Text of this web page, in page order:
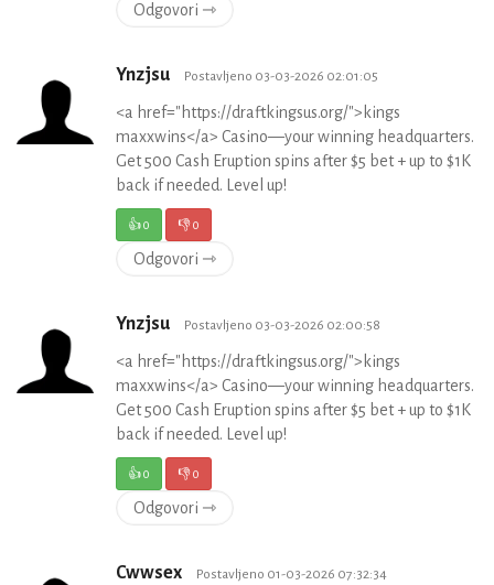
Odgovori ⇾
Ynzjsu Postavljeno 03-03-2026 02:01:05
<a href="https://draftkingsus.org/">kings
maxxwins</a> Casino—your winning headquarters.
Get 500 Cash Eruption spins after $5 bet + up to $1K
back if needed. Level up!
👍0 👎0
Odgovori ⇾
Ynzjsu Postavljeno 03-03-2026 02:00:58
<a href="https://draftkingsus.org/">kings
maxxwins</a> Casino—your winning headquarters.
Get 500 Cash Eruption spins after $5 bet + up to $1K
back if needed. Level up!
👍0 👎0
Odgovori ⇾
Cwwsex Postavljeno 01-03-2026 07:32:34